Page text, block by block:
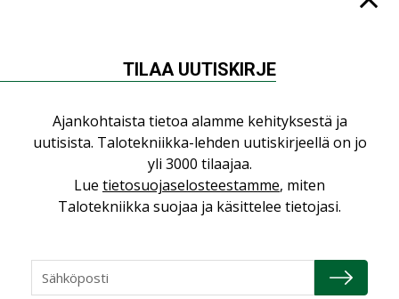
AJANKOHTAISTA
Sähköistyminen kasvaa voimakkaasti:
”Tulevat kilpailuedut syntyvät, kun
erilliset teknologiat tuodaan yhteen”
,TILAAJILLE
Puutteellinen eristys lisää lämpöhäviöitä
Kaivamattomat menetelmät
vakiinnuttavat asemansa taloyhtiöissä
TILAA UUTISKIRJE
Ajankohtaista tietoa alamme kehityksestä ja
uutisista. Talotekniikka-lehden uutiskirjeellä on jo
yli 3000 tilaajaa.
Lue tietosuojaselosteestamme, miten
Talotekniikka suojaa ja käsittelee tietojasi.